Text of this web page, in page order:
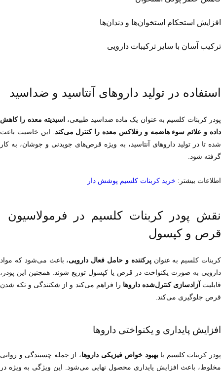
افزایش استحکام استخوان‌ها و دندان‌ها
ترکیب آسان با سایر ترکیبات دارویی
استفاده در تولید داروهای آنتاسید و ضداسید
پودر کربنات کلسیم به عنوان یک ماده ضداسید طبیعی،
داده و علائم سوء هاضمه و رفلاکس معده را کنترل می‌کند
گرفته شود.
اطلاعات بیشتر: خرید کربنات کلسیم پوشش دار
قرص و کپسول
کربنات کلسیم به عنوان پرکننده و حامل فعال دارویی
قابلیت آزادسازی کنترل‌شده داروها
قرص جلوگیری می‌کند.
افزایش پایداری و یکنواختی داروها
پودر کربنات کلسیم با بهبود خواص فیزیکی داروها